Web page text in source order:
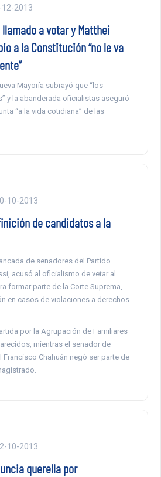
12-2013
a votar y Matthei
a la Constitución “no le va
Mayoría subrayó que “los
y la abanderada oficialistas aseguró
“a la vida cotidiana” de las
10-2013
de candidatos a la
de senadores del Partido
acusó al oficialismo de vetar al
formar parte de la Corte Suprema,
en casos de violaciones a derechos
por la Agrupación de Familiares
mientras el senador de
Francisco Chahuán negó ser parte de
10-2013
querella por